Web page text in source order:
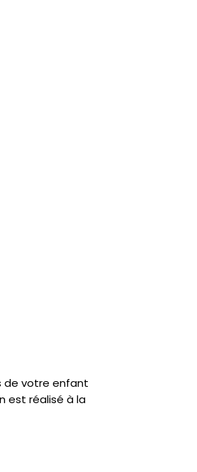
de votre enfant
est réalisé à la